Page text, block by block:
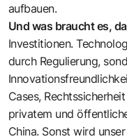
aufbauen.
Und was braucht es,
Investitionen.
durch Regulierung,
Cases,
privatem und
China. Sonst wird